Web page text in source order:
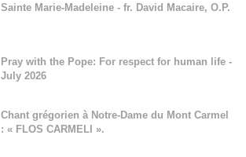
Sainte Marie-Madeleine - fr. David Macaire, O.P.
Pray with the Pope: For respect for human life -
July 2026
Chant grégorien à Notre-Dame du Mont Carmel
: « FLOS CARMELI ».